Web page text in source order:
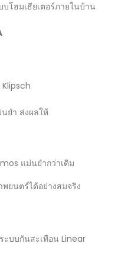
โฮมเธียเตอร์ภายในบ้าน
ยำ ส่งผลให้
แม่นยำกว่าเดิม
พยนตร์ได้อย่างสมจริง
ะบบกันสะเทือน Linear